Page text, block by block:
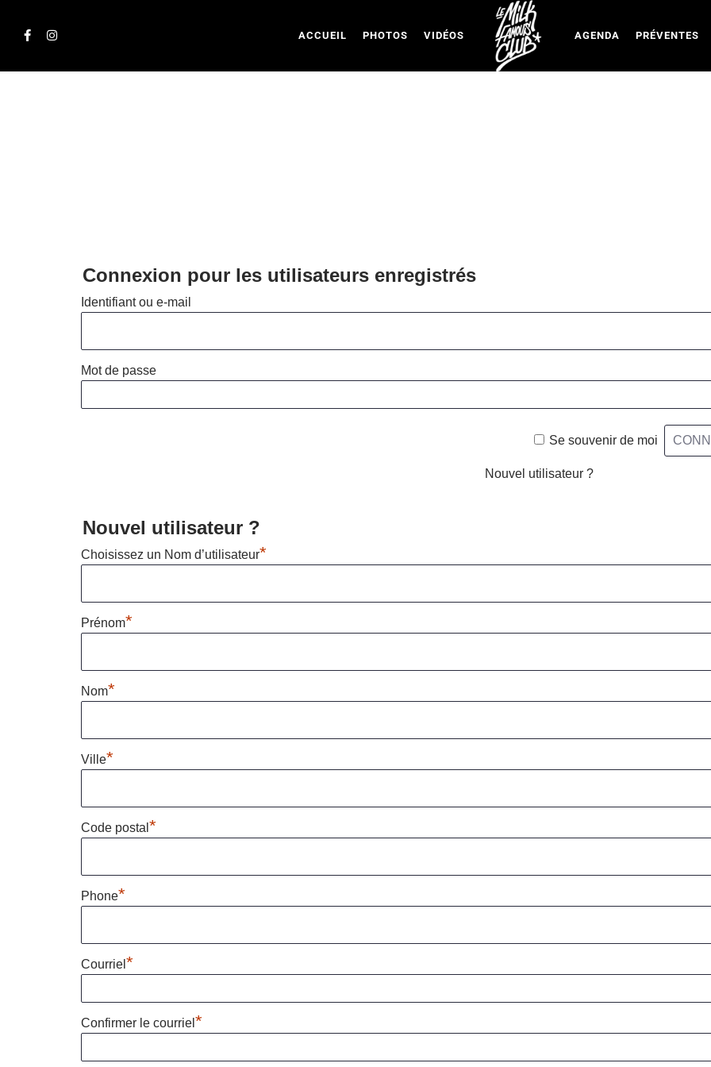
ACCUEIL PHOTOS VIDÉOS AGENDA PRÉVENTES
Connexion pour les utilisateurs enregistrés
Identifiant ou e-mail
Mot de passe
Se souvenir de moi
Nouvel utilisateur ?
Nouvel utilisateur ?
Choisissez un Nom d’utilisateur*
Prénom*
Nom*
Ville*
Code postal *
Phone*
Courriel *
Confirmer le courriel *